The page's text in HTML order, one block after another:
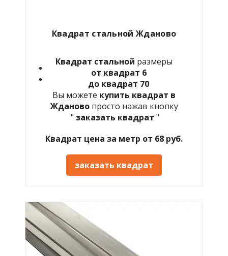
Квадрат стальной Жданово
Квадрат стальной размеры
от квадрат 6
до квадрат 70
Вы можете купить квадрат в
Жданово просто нажав кнопку
" заказать квадрат "
Квадрат цена за метр от 68 руб.
заказать квадрат